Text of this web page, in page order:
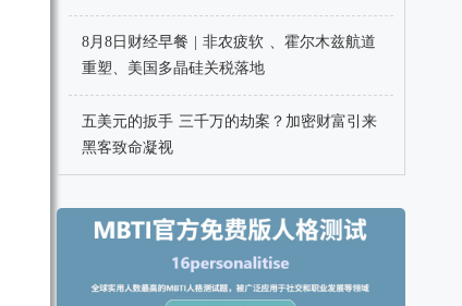
8月8日财经早餐 | 非农疲软 、霍尔木兹航道
重塑、美国多晶硅关税落地
五美元的扳手 三千万的劫案？加密财富引来
黑客致命凝视